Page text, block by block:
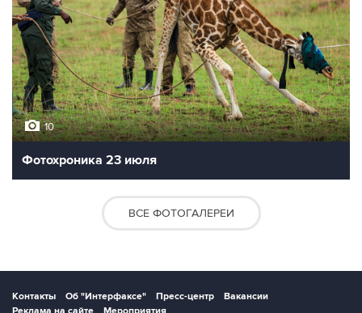
10
Фотохроника 23 июля
ВСЕ ФОТОГАЛЕРЕИ
Контакты Об "Интерфаксе" Пресс-центр
Вакансии